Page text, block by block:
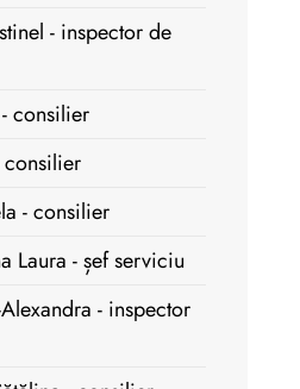
- inspector de
consilier
consilier
- consilier
Laura - șef serviciu
- inspector